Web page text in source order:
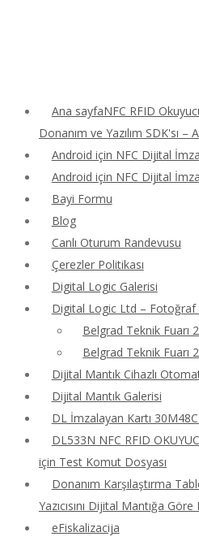
Ana sayfaNFC RFID
Donanım ve Yazılım SDK'sı –
Android için NFC Dijital
Android için NFC Dijital
Bayi Formu
Blog
Canlı Oturum Randevusu
Çerezler Politikası
Digital Logic Galerisi
Digital Logic Ltd – Fotoğraf
Belgrad Teknik Fuarı
Belgrad Teknik Fuarı
Dijital Mantık Cihazlı
Dijital Mantık Galerisi
DL İmzalayan Kartı
DL533N NFC RFID
için Test Komut Dosyası
Donanım Karşılaştırma
Yazıcısını Dijital Mantığa Göre
eFiskalizacija